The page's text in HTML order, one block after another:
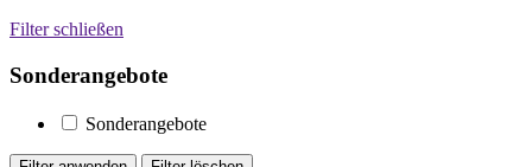
Filter schließen
Sonderangebote
Sonderangebote